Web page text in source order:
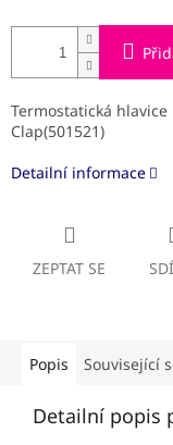
Termostatická hlavice
Clap(501521)
Detailní informace
ZEPTAT SE
Popis Související
Detailní popis